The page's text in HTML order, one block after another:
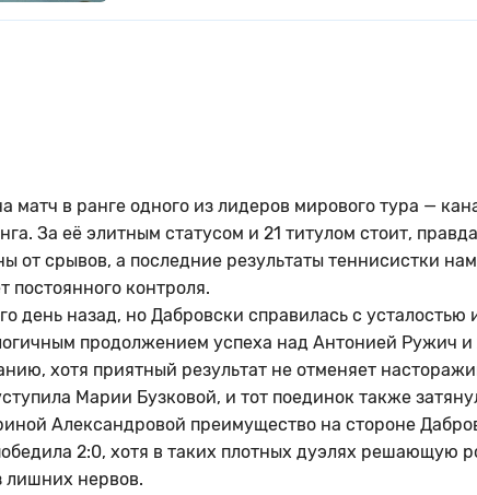
матч в ранге одного из лидеров мирового тура —
За её элитным статусом и 21 титулом стоит,
от срывов, а последние результаты теннисистки
постоянного контроля.
день назад, но Дабровски справилась с
продолжением успеха над Антонией Ружич
хотя приятный результат не отменяет
Марии Бузковой, и тот поединок также
Александровой преимущество на стороне
2:0, хотя в таких плотных дуэлях решающую
лишних нервов.